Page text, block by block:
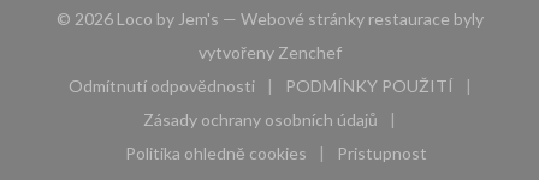
© 2026 Loco by Jem's — Webové stránky restaurace byly
vytvořeny Zenchef((otevře se v novém okně))
Odmítnutí odpovědnosti
((otevře se v novém okně))
PODMÍNKY POUŽITÍ
((otevře se v novém
Zásady ochrany osobních údajů
((otevře se v novém okně))
Politika ohledně cookies
((otevře se v novém okně))
Pristupnost
((otevře se v novém